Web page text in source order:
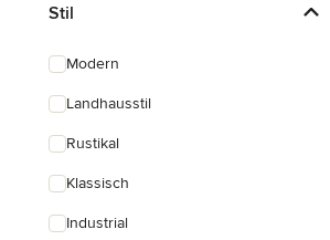
Stil
Modern
Landhausstil
Rustikal
Klassisch
Industrial